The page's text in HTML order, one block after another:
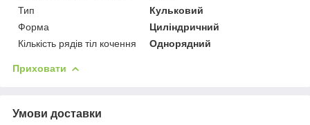
Тип
Кульковий
Форма
Циліндричний
Кількість рядів тіл кочення
Однорядний
Приховати
Умови доставки